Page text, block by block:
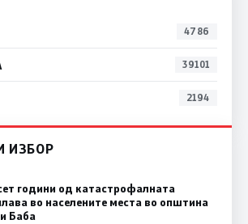
4786
39101
2194
ИЗБОР
години од катастрофалната
во населените места во општина
Баба